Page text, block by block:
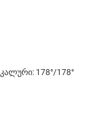
178°/178°